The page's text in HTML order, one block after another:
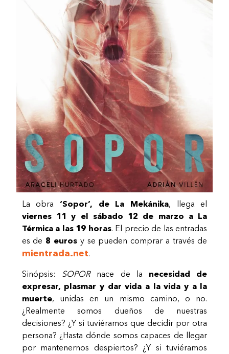
La obra ‘Sopor’, de La Mekánika, llega el
viernes 11 y el sábado 12 de marzo a La
Térmica a las 19 horas. El precio de las entradas
es de 8 euros y se pueden comprar a través de
mientrada.net.
Sinópsis: SOPORnace de la necesidad de
expresar, plasmar y dar vida a la vida y a la
muerte, unidas en un mismo camino, o no.
¿Realmente somos dueños de nuestras
decisiones? ¿Y si tuviéramos que decidir por otra
persona? ¿Hasta dónde somos capaces de llegar
por mantenernos despiertos? ¿Y si tuviéramos